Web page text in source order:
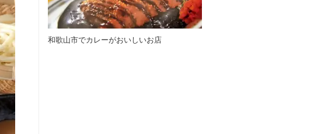
和歌山市でカレーがおいしいお店